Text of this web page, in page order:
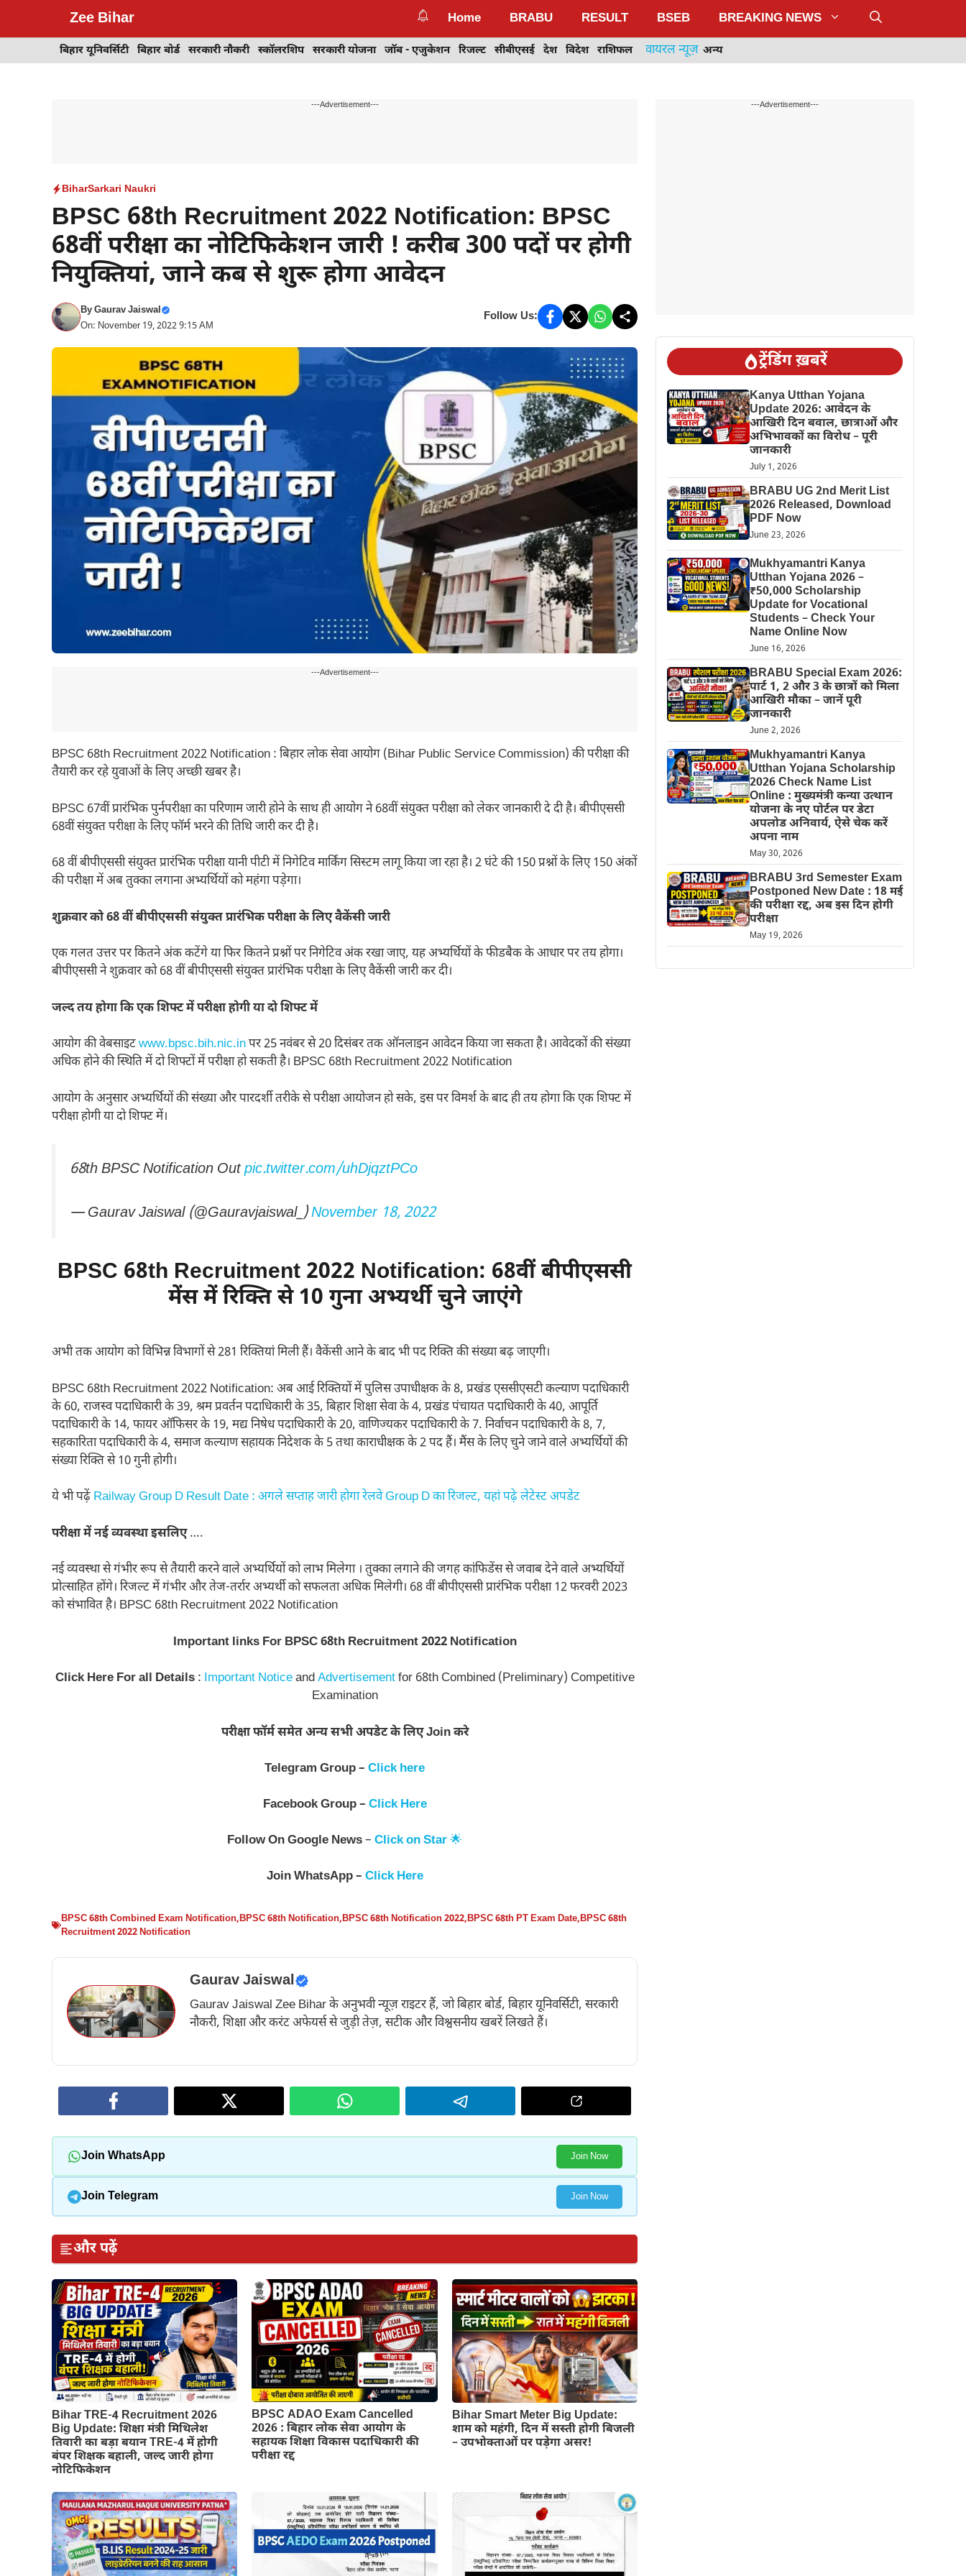
Zee Bihar Home BRABU RESULT BSEB BREAKING NEWS
बिहार यूनिवर्सिटी बिहार बोर्ड सरकारी नौकरी स्कॉलरशिप सरकारी योजना जॉब - एजुकेशन रिजल्ट सीबीएसई देश विदेश राशिफल वायरल न्यूज़ अन्य
---Advertisement---
BiharSarkari Naukri
BPSC 68th Recruitment 2022 Notification: BPSC
68वीं परीक्षा का नोटिफिकेशन जारी ! करीब 300 पदों पर होगी
नियुक्तियां, जाने कब से शुरू होगा आवेदन
ByGaurav Jaiswal
On: November 19, 2022 9:15 AM
Follow Us:
---Advertisement---
BPSC 68th Recruitment 2022 Notification : बिहार लोक सेवा आयोग (Bihar Public Service Commission) की परीक्षा की
तैयारी कर रहे युवाओं के लिए अच्‍छी खबर है।
BPSC 67वीं प्रारंभिक पुर्नपरीक्षा का परिणाम जारी होने के साथ ही आयोग ने 68वीं संयुक्त परीक्षा को लेकर जानकारी दे दी है। बीपीएससी
68वीं संयुक्‍त परीक्षा के लिए फॉर्म भरने की तिथि जारी कर दी है।
68 वीं बीपीएससी संयुक्त प्रारंभिक परीक्षा यानी पीटी में निगेटिव मार्किंग सिस्टम लागू किया जा रहा है। 2 घंटे की 150 प्रश्नों के लिए 150 अंकों
की परीक्षा में अब तुक्का लगाना अभ्यर्थियों को महंगा पड़ेगा।
शुक्रवार को 68 वीं बीपीएससी संयुक्त प्रारंभिक परीक्षा के लिए वैकेंसी जारी
एक गलत उत्तर पर कितने अंक कटेंगे या फिर कितने प्रश्नों पर निगेटिव अंक रखा जाए, यह अभ्यर्थियों के फीडबैक के आधार पर तय होगा।
बीपीएससी ने शुक्रवार को 68 वीं बीपीएससी संयुक्त प्रारंभिक परीक्षा के लिए वैकेंसी जारी कर दी।
जल्दतय होगा कि एक शिफ्ट में परीक्षा होगी या दो शिफ्टमें
आयोग की वेबसाइटwww.bpsc.bih.nic.inपर 25 नवंबर से 20 दिसंबर तक ऑनलाइन आवेदन किया जा सकता है। आवेदकों की संख्या
अधिक होने की स्थिति में दो शिफ्टों में परीक्षा हो सकती है। BPSC 68th Recruitment 2022 Notification
आयोग के अनुसार अभ्यर्थियों की संख्या और पारदर्शी तरीके से परीक्षा आयोजन हो सके, इस पर विमर्श के बाद ही तय होगा कि एक शिफ्ट में
परीक्षा होगी या दो शिफ्ट में।
68th BPSC Notification Outpic.twitter.com/uhDjqztPCo
— Gaurav Jaiswal (@Gauravjaiswal_)November 18, 2022
BPSC 68th Recruitment 2022 Notification: 68वीं बीपीएससी
मेंस में रिक्ति से 10 गुना अभ्यर्थी चुने जाएंगे
अभी तक आयोग को विभिन्न विभागों से 281 रिक्तियां मिली हैं। वैकेंसी आने के बाद भी पद रिक्ति की संख्या बढ़ जाएगी।
BPSC 68th Recruitment 2022 Notification: अब आई रिक्तियों में पुलिस उपाधीक्षक के 8, प्रखंड एससीएसटी कल्याण पदाधिकारी
के 60, राजस्व पदाधिकारी के 39, श्रम प्रवर्तन पदाधिकारी के 35, बिहार शिक्षा सेवा के 4, प्रखंड पंचायत पदाधिकारी के 40, आपूर्ति
पदाधिकारी के 14, फायर ऑफिसर के 19, मद्य निषेध पदाधिकारी के 20, वाणिज्यकर पदाधिकारी के 7. निर्वाचन पदाधिकारी के 8, 7,
सहकारिता पदाधिकारी के 4, समाज कल्याण सहायक निदेशक के 5 तथा काराधीक्षक के 2 पद हैं। मैंस के लिए चुने जाने वाले अभ्यर्थियों की
संख्या रिक्ति से 10 गुनी होगी।
ये भी पढ़ें Railway Group D Result Date : अगले सप्ताह जारी होगा रेलवे Group D का रिजल्ट, यहां पढ़े लेटेस्ट अपडेट
परीक्षा में नई व्यवस्था इसलिए….
नई व्यवस्था से गंभीर रूप से तैयारी करने वाले अभ्यर्थियों को लाभ मिलेगा । तुक्का लगाने की जगह कांफिडेंस से जवाब देने वाले अभ्यर्थियों
प्रोत्साहित होंगे। रिजल्ट में गंभीर और तेज-तर्रार अभ्यर्थी को सफलता अधिक मिलेगी। 68 वीं बीपीएससी प्रारंभिक परीक्षा 12 फरवरी 2023
को संभावित है। BPSC 68th Recruitment 2022 Notification
Important links For BPSC 68th Recruitment 2022 Notification
Click Here For all Details: Important NoticeandAdvertisementfor 68th Combined (Preliminary) Competitive
Examination
परीक्षा फॉर्म समेत अन्य सभी अपडेट के लिए Join करे
Telegram Group – Click here
Facebook Group – Click Here
Follow OnGoogle News– Click on Star🌟
Join WhatsApp – Click Here
BPSC 68th Combined Exam Notification,BPSC 68th Notification,BPSC 68th Notification 2022,BPSC 68th PT Exam Date,BPSC 68th
Recruitment 2022 Notification
Gaurav Jaiswal
Gaurav Jaiswal Zee Bihar के अनुभवी न्यूज़ राइटर हैं, जो बिहार बोर्ड, बिहार यूनिवर्सिटी, सरकारी
नौकरी, शिक्षा और करंट अफेयर्स से जुड़ी तेज़, सटीक और विश्वसनीय खबरें लिखते हैं।
Join WhatsApp Join Now
Join Telegram Join Now
और पढ़ें
Bihar TRE-4 Recruitment 2026
Big Update: शिक्षा मंत्री मिथिलेश
तिवारी का बड़ा बयान TRE-4 में होगी
बंपर शिक्षक बहाली, जल्द जारी होगा
नोटिफिकेशन
BPSC ADAO Exam Cancelled
2026 : बिहार लोक सेवा आयोग के
सहायक शिक्षा विकास पदाधिकारी की
परीक्षा रद्द
Bihar Smart Meter Big Update:
शाम को महंगी, दिन में सस्ती होगी बिजली
– उपभोक्ताओं पर पड़ेगा असर!
---Advertisement---
ट्रेंडिंग ख़बरें
Kanya Utthan Yojana
Update 2026: आवेदन के
आखिरी दिन बवाल, छात्राओं और
अभिभावकों का विरोध – पूरी
जानकारी
July 1, 2026
BRABU UG 2nd Merit List
2026 Released, Download
PDF Now
June 23, 2026
Mukhyamantri Kanya
Utthan Yojana 2026 –
₹50,000 Scholarship
Update for Vocational
Students – Check Your
Name Online Now
June 16, 2026
BRABU Special Exam 2026:
पार्ट 1, 2 और 3 के छात्रों को मिला
आखिरी मौका – जानें पूरी
जानकारी
June 2, 2026
Mukhyamantri Kanya
Utthan Yojana Scholarship
2026 Check Name List
Online : मुख्यमंत्री कन्या उत्थान
योजना के नए पोर्टल पर डेटा
अपलोड अनिवार्य, ऐसे चेक करें
अपना नाम
May 30, 2026
BRABU 3rd Semester Exam
Postponed New Date : 18 मई
की परीक्षा रद्द, अब इस दिन होगी
परीक्षा
May 19, 2026